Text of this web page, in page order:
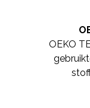
OEKO